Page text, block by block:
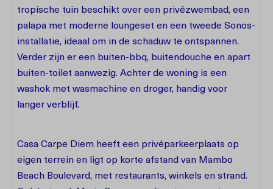
tropische tuin beschikt over een privézwembad, een
palapa met moderne loungeset en een tweede Sonos-
installatie, ideaal om in de schaduw te ontspannen.
Verder zijn er een buiten-bbq, buitendouche en apart
buiten-toilet aanwezig. Achter de woning is een
washok met wasmachine en droger, handig voor
langer verblijf.
Casa Carpe Diem heeft een privéparkeerplaats op
eigen terrein en ligt op korte afstand van Mambo
Beach Boulevard, met restaurants, winkels en strand.